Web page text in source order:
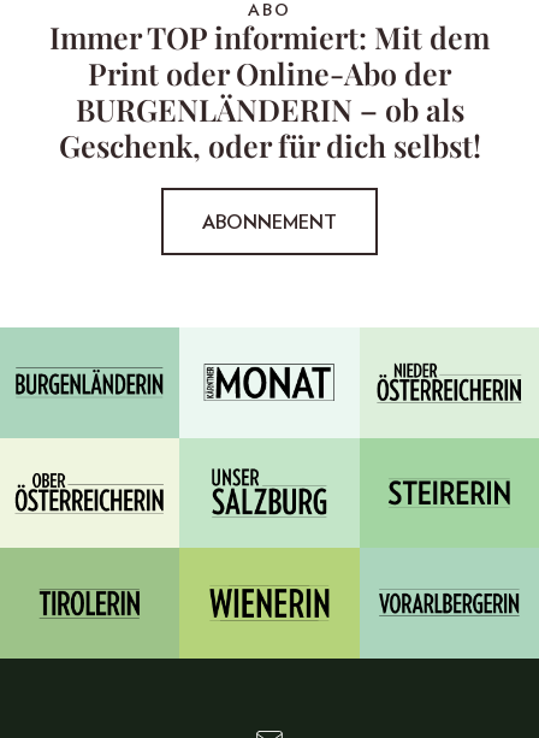
ABO
Immer TOP informiert: Mit dem
Print oder Online-Abo der
BURGENLÄNDERIN – ob als
Geschenk, oder für dich selbst!
ABONNEMENT